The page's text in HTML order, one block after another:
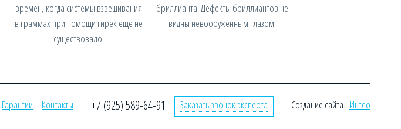
времен, когда системы взвешивания
в граммах при помощи гирек еще не
существовало.
бриллианта. Дефекты бриллиантов не
видны невооруженным глазом.
Создание сайта -Интео
Гарантии
Контакты
+7 (925) 589-64-91 Заказать звонок эксперта